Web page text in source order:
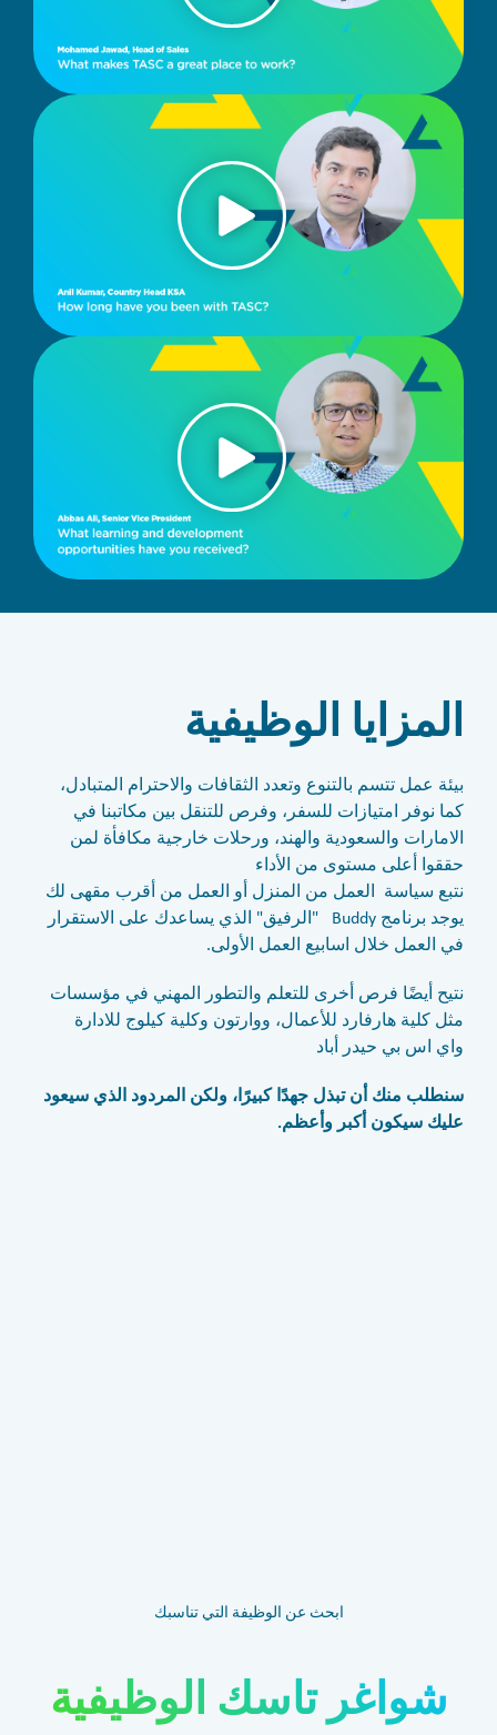
المزايا الوظيفية
بيئة عمل تتسم بالتنوع وتعدد الثقافات والاحترام المتبادل،
كما نوفر امتيازات للسفر، وفرص للتنقل بين مكاتبنا في
الامارات والسعودية والهند، ورحلات خارجية مكافأة لمن
حققوا أعلى مستوى من الأداء
نتبع سياسة العمل من المنزل أو العمل من أقرب مقهى لك
يوجد برنامج Buddy "الرفيق" الذي يساعدك على الاستقرار
في العمل خلال اسابيع العمل الأولى.
نتيح أيضًا فرص أخرى للتعلم والتطور المهني في مؤسسات
مثل كلية هارفارد للأعمال، ووارتون وكلية كيلوج للادارة
واي اس بي حيدر أباد
سنطلب منك أن تبذل جهدًا كبيرًا، ولكن المردود الذي سيعود
عليك سيكون أكبر وأعظم.
ابحث عن الوظيفة التي تناسبك
شواغر تاسك الوظيفية